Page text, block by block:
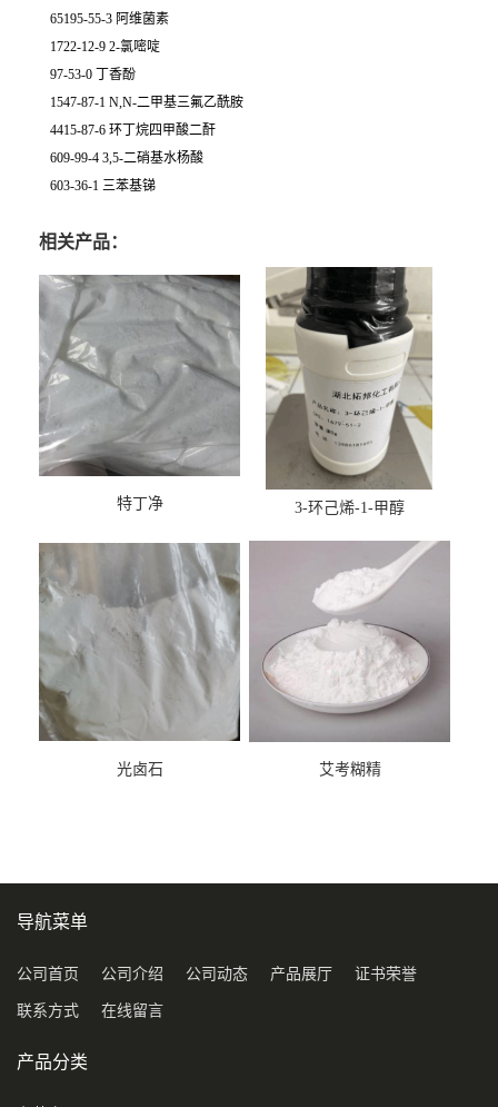
65195-55-3 阿维菌素
1722-12-9 2-氯嘧啶
97-53-0 丁香酚
1547-87-1 N,N-二甲基三氟乙酰胺
4415-87-6 环丁烷四甲酸二酐
609-99-4 3,5-二硝基水杨酸
603-36-1 三苯基锑
相关产品：
特丁净 3-环己烯-1-甲醇
光卤石 艾考糊精
导航菜单
公司首页 公司介绍 公司动态 产品展厅 证书荣誉
联系方式 在线留言
产品分类